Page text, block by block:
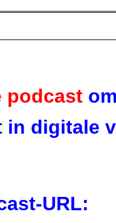
podcast
in digitale
URL: